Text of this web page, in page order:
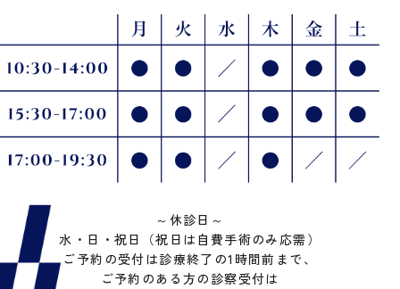
～ 休診日 ～
水・日・祝日（祝日は自費手術のみ応需）
ご予約の受付は診療終了の1時間前まで、
ご予約のある方の診察受付は